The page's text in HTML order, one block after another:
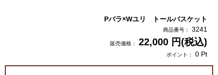
Pバラ×Wユリ トールバスケット
商品番号： 3241
販売価格： 22,000 円(税込)
ポイント： 0 Pt